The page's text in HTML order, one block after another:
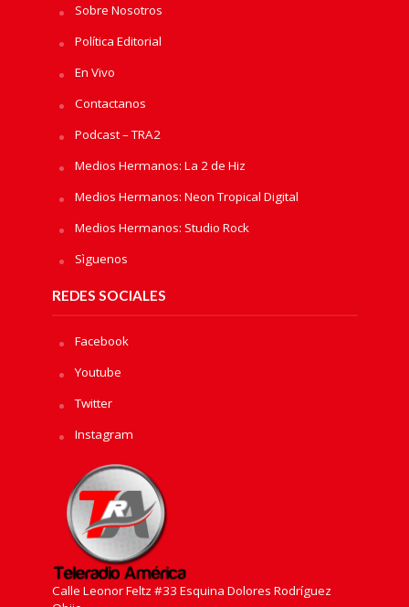
Sobre Nosotros
Política Editorial
En Vivo
Contactanos
Podcast – TRA2
Medios Hermanos: La 2 de Hiz
Medios Hermanos: Neon Tropical Digital
Medios Hermanos: Studio Rock
Sìguenos
REDES SOCIALES
Facebook
Youtube
Twitter
Instagram
Calle Leonor Feltz #33 Esquina Dolores Rodríguez